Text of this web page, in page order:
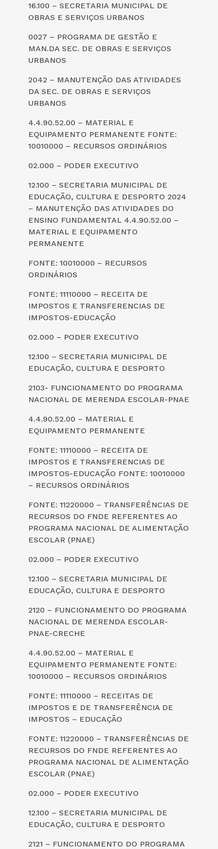
16.100 – SECRETARIA MUNICIPAL DE
OBRAS E SERVIÇOS URBANOS
0027 – PROGRAMA DE GESTÃO E
MAN.DA SEC. DE OBRAS E SERVIÇOS
URBANOS
2042 – MANUTENÇÃO DAS ATIVIDADES
DA SEC. DE OBRAS E SERVIÇOS
URBANOS
4.4.90.52.00 – MATERIAL E
EQUIPAMENTO PERMANENTE FONTE:
10010000 – RECURSOS ORDINÁRIOS
02.000 – PODER EXECUTIVO
12.100 – SECRETARIA MUNICIPAL DE
EDUCAÇÃO, CULTURA E DESPORTO 2024
– MANUTENÇÃO DAS ATIVIDADES DO
ENSINO FUNDAMENTAL 4.4.90.52.00 –
MATERIAL E EQUIPAMENTO
PERMANENTE
FONTE: 10010000 – RECURSOS
ORDINÁRIOS
FONTE: 11110000 – RECEITA DE
IMPOSTOS E TRANSFERENCIAS DE
IMPOSTOS-EDUCAÇÃO
02.000 – PODER EXECUTIVO
12.100 – SECRETARIA MUNICIPAL DE
EDUCAÇÃO, CULTURA E DESPORTO
2103- FUNCIONAMENTO DO PROGRAMA
NACIONAL DE MERENDA ESCOLAR-PNAE
4.4.90.52.00 – MATERIAL E
EQUIPAMENTO PERMANENTE
FONTE: 11110000 – RECEITA DE
IMPOSTOS E TRANSFERENCIAS DE
IMPOSTOS-EDUCAÇÃO FONTE: 10010000
– RECURSOS ORDINÁRIOS
FONTE: 11220000 – TRANSFERÊNCIAS DE
RECURSOS DO FNDE REFERENTES AO
PROGRAMA NACIONAL DE ALIMENTAÇÃO
ESCOLAR (PNAE)
02.000 – PODER EXECUTIVO
12.100 – SECRETARIA MUNICIPAL DE
EDUCAÇÃO, CULTURA E DESPORTO
2120 – FUNCIONAMENTO DO PROGRAMA
NACIONAL DE MERENDA ESCOLAR-
PNAE-CRECHE
4.4.90.52.00 – MATERIAL E
EQUIPAMENTO PERMANENTE FONTE:
10010000 – RECURSOS ORDINÁRIOS
FONTE: 11110000 – RECEITAS DE
IMPOSTOS E DE TRANSFERÊNCIA DE
IMPOSTOS – EDUCAÇÃO
FONTE: 11220000 – TRANSFERÊNCIAS DE
RECURSOS DO FNDE REFERENTES AO
PROGRAMA NACIONAL DE ALIMENTAÇÃO
ESCOLAR (PNAE)
02.000 – PODER EXECUTIVO
12.100 – SECRETARIA MUNICIPAL DE
EDUCAÇÃO, CULTURA E DESPORTO
2121 – FUNCIONAMENTO DO PROGRAMA